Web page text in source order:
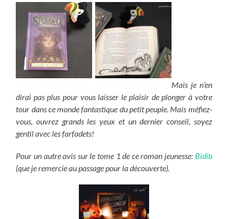
Mais je n’en
dirai pas plus pour vous laisser le plaisir de plonger à votre
tour dans ce monde fantastique du petit peuple. Mais méfiez-
vous, ouvrez grands les yeux et un dernier conseil, soyez
gentil avec les farfadets!
Pour un autre avis sur le tome 1 de ce roman jeunesse: Bidib
(que je remercie au passage pour la découverte).